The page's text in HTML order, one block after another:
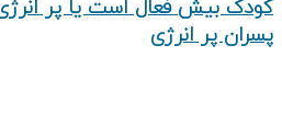
کودک بیش‌ فعال است یا پر
پسران پر انرژی